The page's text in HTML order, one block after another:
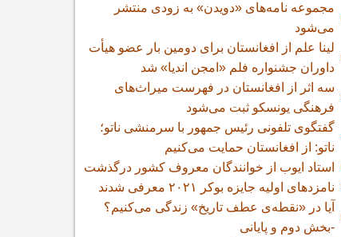
مجموعه نامه‌های «دویدن» به زودی منتشر
می‌شود
لینا علم از افغانستان برای دومین بار عضو هیأت
داوران جشنواره فلم «امجن اندیا» شد
سه اثر از افغانستان در فهرست میراث‌های
فرهنگی یونسکو ثبت می‌شود
گفتگوی تلفونی رئیس جمهور با سرمنشی ناتو؛
ناتو: از افغانستان حمایت می‌کنیم
استاد ایوب از خوانندگان معروف کشور درگذشت
نامزدهای اولیه جایزه بوکر ۲۰۲۱ معرفی شدند
آیا در «نقطه‌ی عطف تاریخ» زندگی می‌کنیم؟
-بخش دوم و پایانی